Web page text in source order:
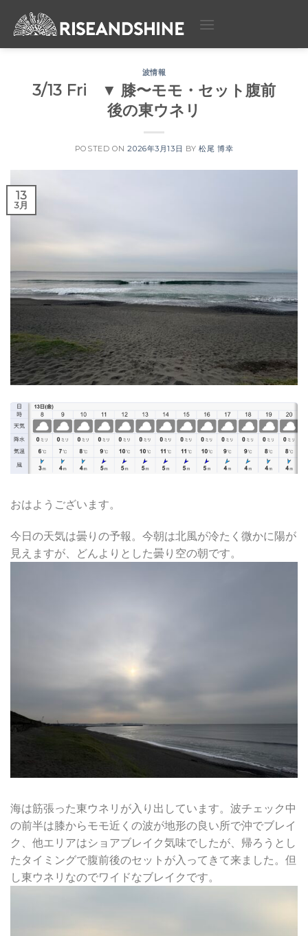
波情報
3/13 Fri ▼ 膝〜モモ・セット腹前
後の東ウネリ
POSTED ON2026年3月13日 BY松尾 博幸
13
3月
おはようございます。
今日の天気は曇りの予報。今朝は北風が冷たく微かに陽が
見えますが、どんよりとした曇り空の朝です。
海は筋張った東ウネリが入り出しています。波チェック中
の前半は膝からモモ近くの波が地形の良い所で沖でブレイ
ク、他エリアはショアブレイク気味でしたが、帰ろうとし
たタイミングで腹前後のセットが入ってきて来ました。但
し東ウネリなのでワイドなブレイクです。